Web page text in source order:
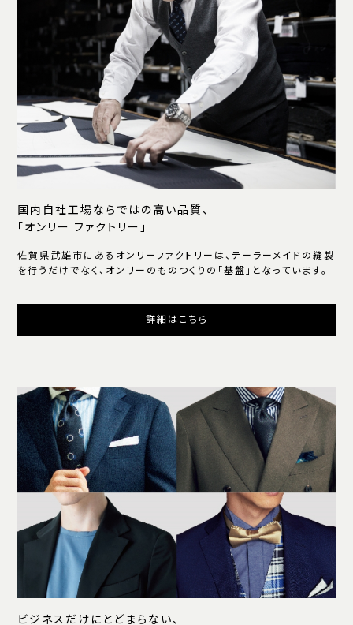
国内自社工場ならではの高い品質、
「オンリー ファクトリー」
佐賀県武雄市にあるオンリーファクトリーは、テーラーメイドの縫製
を行うだけでなく、オンリーのものつくりの「基盤」となっています。
詳細はこちら
ビジネスだけにとどまらない、